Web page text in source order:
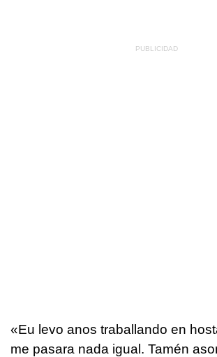
«Eu levo anos traballando en
me pasara nada igual. Tamén